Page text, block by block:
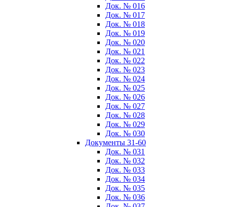
Док. № 016
Док. № 017
Док. № 018
Док. № 019
Док. № 020
Док. № 021
Док. № 022
Док. № 023
Док. № 024
Док. № 025
Док. № 026
Док. № 027
Док. № 028
Док. № 029
Док. № 030
Документы 31-60
Док. № 031
Док. № 032
Док. № 033
Док. № 034
Док. № 035
Док. № 036